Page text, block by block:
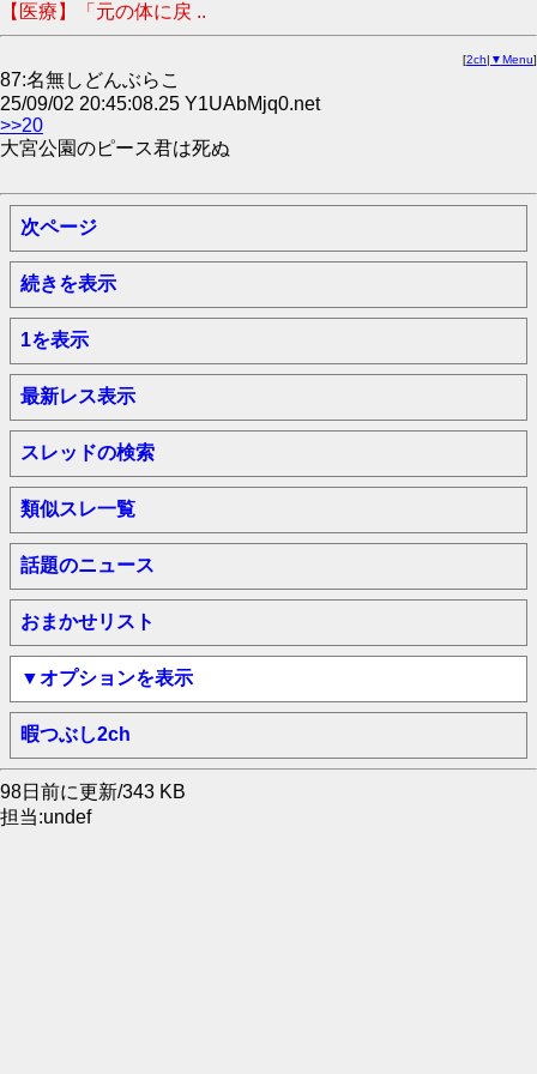
【医療】「元の体に戻 ..
[2ch| ▼Menu]
87:名無しどんぶらこ
25/09/02 20:45:08.25 Y1UAbMjq0.net
>>20
大宮公園のピース君は死ぬ
次ページ
続きを表示
1を表示
最新レス表示
スレッドの検索
類似スレ一覧
話題のニュース
おまかせリスト
▼オプションを表示
暇つぶし2ch
98日前に更新/343 KB
担当:undef